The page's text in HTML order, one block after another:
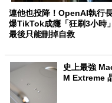
連他也投降！OpenAI執行
爆TikTok成癮「狂刷3小時
最後只能刪掉自救
史上最強
M Extreme